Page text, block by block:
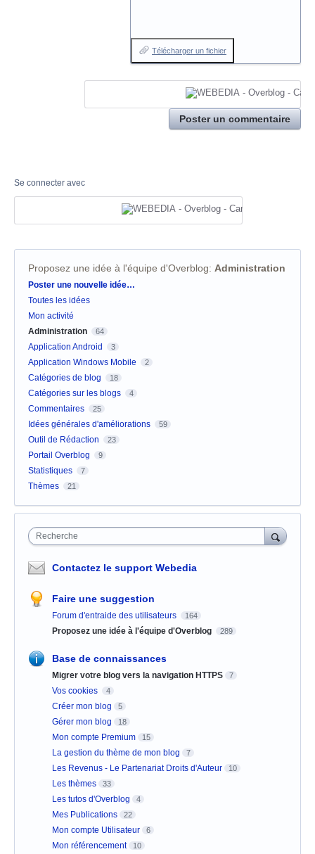
Télécharger un fichier
Poster un commentaire
Se connecter avec
Proposez une idée à l'équipe d'Overblog: Administration
Catégories
Poster une nouvelle idée…
Toutes les idées
Mon activité
Administration
64
Application Android 3
Application Windows Mobile 2
Catégories de blog 18
Catégories sur les blogs 4
Commentaires 25
Idées générales d'améliorations 59
Outil de Rédaction 23
Portail Overblog 9
Statistiques 7
Thèmes 21
Recherche
Contactez le support Webedia
Faire une suggestion
Forum d'entraide des utilisateurs 164
Proposez une idée à l'équipe d'Overblog 289
Base de connaissances
Migrer votre blog vers la navigation HTTPS 7
Vos cookies 4
Créer mon blog 5
Gérer mon blog 18
Mon compte Premium 15
La gestion du thème de mon blog 7
Les Revenus - Le Partenariat Droits d'Auteur 10
Les thèmes 33
Les tutos d'Overblog 4
Mes Publications 22
Mon compte Utilisateur 6
Mon référencement 10